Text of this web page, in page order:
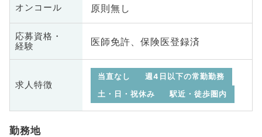
オンコール 原則無し
応募資格・
経験
医師免許、保険医登録済
求人特徴
当直なし
週4日以下の常勤勤務
土・日・祝休み
駅近・徒歩圏内
勤務地